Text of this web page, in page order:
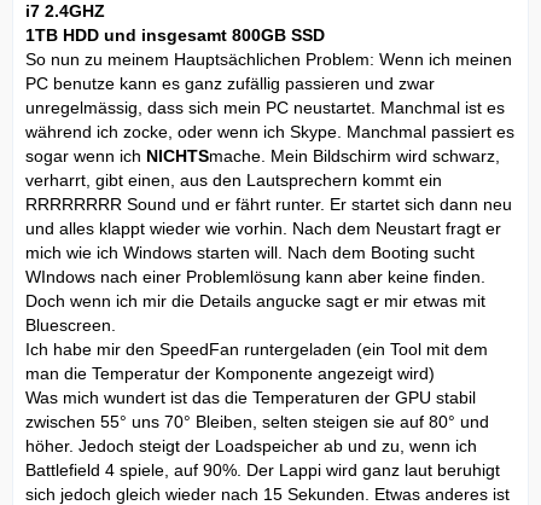
i7 2.4GHZ
1TB HDD und insgesamt 800GB SSD
So nun zu meinem Hauptsächlichen Problem: Wenn ich meinen
PC benutze kann es ganz zufällig passieren und zwar
unregelmässig, dass sich mein PC neustartet. Manchmal ist es
während ich zocke, oder wenn ich Skype. Manchmal passiert es
sogar wenn ich NICHTSmache. Mein Bildschirm wird schwarz,
verharrt, gibt einen, aus den Lautsprechern kommt ein
RRRRRRRR Sound und er fährt runter. Er startet sich dann neu
und alles klappt wieder wie vorhin. Nach dem Neustart fragt er
mich wie ich Windows starten will. Nach dem Booting sucht
WIndows nach einer Problemlösung kann aber keine finden.
Doch wenn ich mir die Details angucke sagt er mir etwas mit
Bluescreen.
Ich habe mir den SpeedFan runtergeladen (ein Tool mit dem
man die Temperatur der Komponente angezeigt wird)
Was mich wundert ist das die Temperaturen der GPU stabil
zwischen 55° uns 70° Bleiben, selten steigen sie auf 80° und
höher. Jedoch steigt der Loadspeicher ab und zu, wenn ich
Battlefield 4 spiele, auf 90%. Der Lappi wird ganz laut beruhigt
sich jedoch gleich wieder nach 15 Sekunden. Etwas anderes ist